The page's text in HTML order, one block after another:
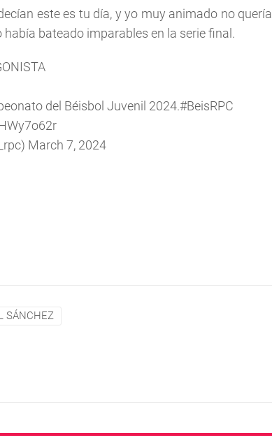
este es tu día, y yo muy animado no quería
bateado imparables en la serie final.
del Béisbol Juvenil 2024.#BeisRPC
March 7, 2024
SÁNCHEZ